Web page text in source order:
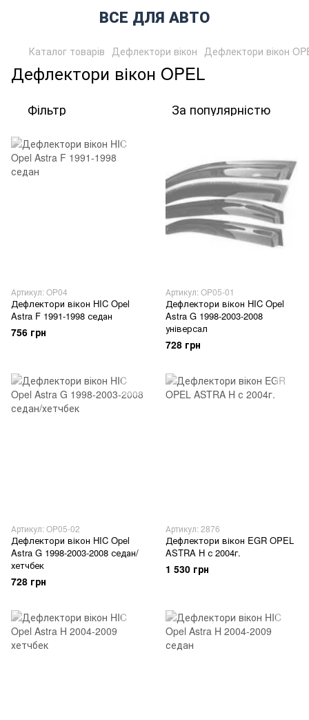
ВСЕ ДЛЯ АВТО
Каталог товарів Дефлектори вікон Дефлектори вікон
Дефлектори вікон OPEL
Фільтр За популярністю
Артикул: OP04
Дефлектори вікон HIC Opel
Astra F 1991-1998 седан
756 грн
Артикул: OP05-01
Дефлектори вікон HIC Opel
Astra G 1998-2003-2008
універсал
728 грн
Артикул: OP05-02
Дефлектори вікон HIC Opel
Astra G 1998-2003-2008 седан/
хетчбек
728 грн
Артикул: 2876
Дефлектори вікон EGR OPEL
ASTRA H с 2004г.
1 530 грн